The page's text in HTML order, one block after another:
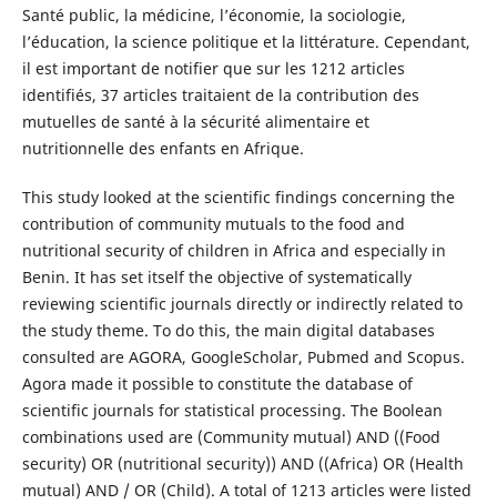
Santé public, la médicine, l’économie, la sociologie,
l’éducation, la science politique et la littérature. Cependant,
il est important de notifier que sur les 1212 articles
identifiés, 37 articles traitaient de la contribution des
mutuelles de santé à la sécurité alimentaire et
nutritionnelle des enfants en Afrique.
This study looked at the scientific findings concerning the
contribution of community mutuals to the food and
nutritional security of children in Africa and especially in
Benin. It has set itself the objective of systematically
reviewing scientific journals directly or indirectly related to
the study theme. To do this, the main digital databases
consulted are AGORA, GoogleScholar, Pubmed and Scopus.
Agora made it possible to constitute the database of
scientific journals for statistical processing. The Boolean
combinations used are (Community mutual) AND ((Food
security) OR (nutritional security)) AND ((Africa) OR (Health
mutual) AND / OR (Child). A total of 1213 articles were listed